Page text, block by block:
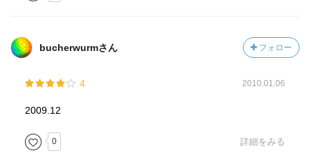
bucherwurmさん フォロー
4 2010.01.06
2009.12
0 詳細をみる